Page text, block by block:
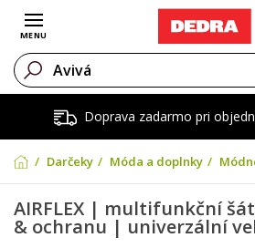
Doprava zadarmo pri
Otvoriť menu
MENU
Darčeky Móda a doplnky
AIRFLEX | multifunkční
& ochranu | univerzální